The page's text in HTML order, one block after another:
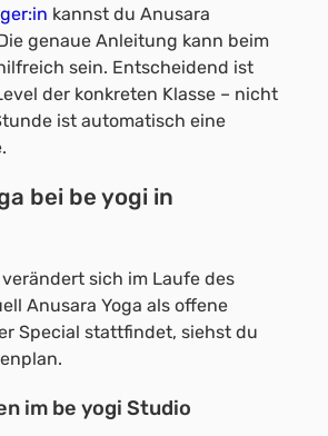
kannst du Anusara
genaue Anleitung kann beim
sein. Entscheidend ist
der konkreten Klasse – nicht
ist automatisch eine
bei be yogi in
sich im Laufe des
Anusara Yoga als offene
Special stattfindet, siehst du
im be yogi Studio